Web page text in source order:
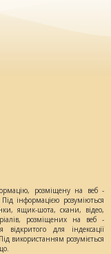
розміщену на веб -
інформацією розуміються
ящик-шота, скани, відео,
розміщених на веб -
відкритого для індексації
використанням розуміється